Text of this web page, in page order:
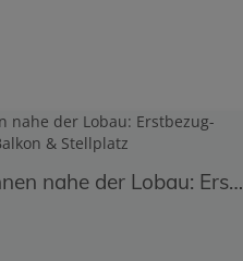
Besser wohnen nahe der Lobau: Erstbezug-Maisonette mit Balkon & Stellplatz